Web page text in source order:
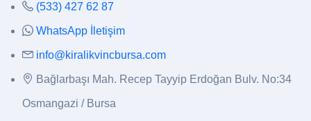
(533) 427 62 87
WhatsApp İletişim
info@kiralikvincbursa.com
Bağlarbaşı Mah. Recep Tayyip Erdoğan Bulv. No:34
Osmangazi / Bursa